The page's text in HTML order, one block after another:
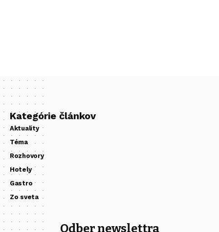
Kategórie článkov
Aktuality
Téma
Rozhovory
Hotely
Gastro
Zo sveta
Odber newslettra